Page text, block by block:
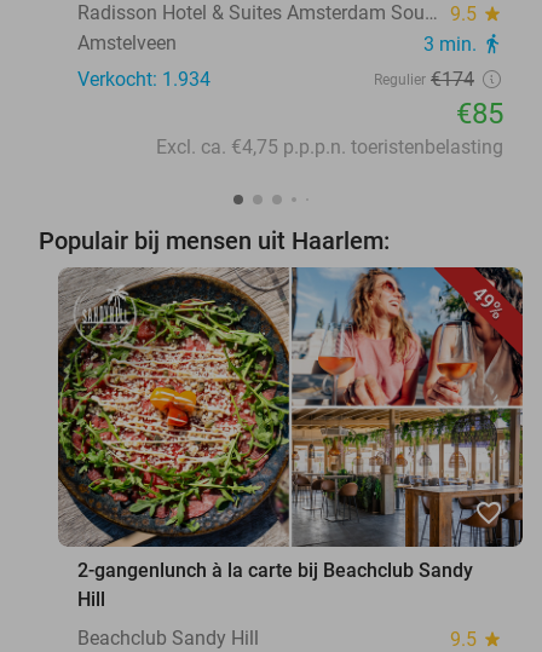
Radisson Hotel & Suites Amsterdam South 9.5 star
Amstelveen 3 min. directions_walk
Verkocht: 1.934 Regulier €174
€85
Excl. ca. €4,75 p.p.p.n. toeristenbelasting
Populair bij mensen uit Haarlem:
49%
favorite_border
2-gangenlunch à la carte bij Beachclub Sandy
Hill
Beachclub Sandy Hill
9.5 star